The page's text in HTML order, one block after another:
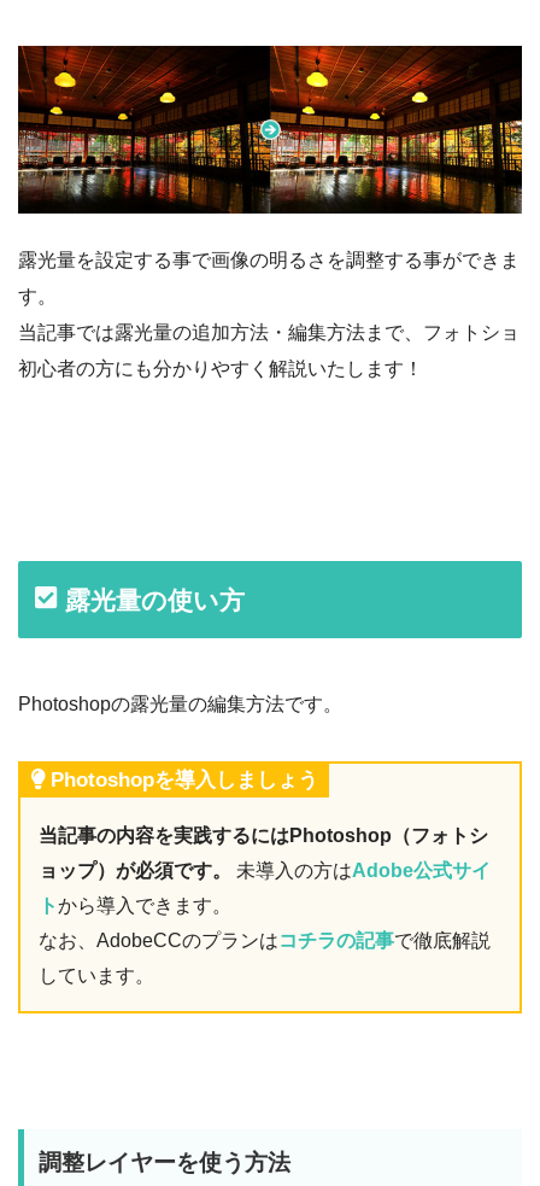
露光量を設定する事で画像の明るさを調整する事ができま
す。
当記事では露光量の追加方法・編集方法まで、フォトショ
初心者の方にも分かりやすく解説いたします！
露光量の使い方
Photoshopの露光量の編集方法です。
Photoshopを導入しましょう
当記事の内容を実践するにはPhotoshop（フォトシ
ョップ）が必須です。
未導入の方はAdobe公式サイ
トから導入できます。
なお、AdobeCCのプランはコチラの記事で徹底解説
しています。
調整レイヤーを使う方法